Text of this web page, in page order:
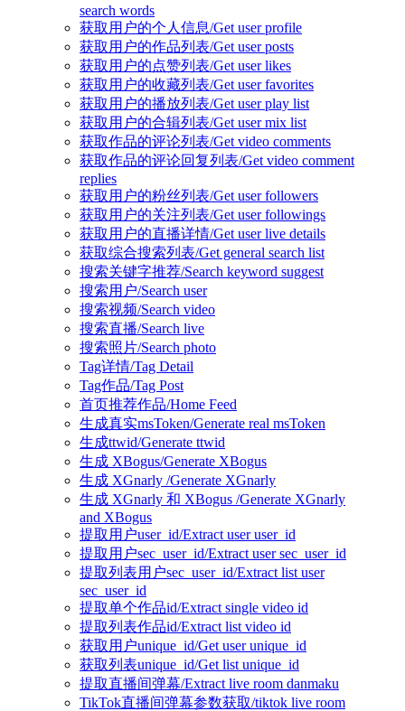
search words
获取用户的个人信息/Get user profile
获取用户的作品列表/Get user posts
获取用户的点赞列表/Get user likes
获取用户的收藏列表/Get user favorites
获取用户的播放列表/Get user play list
获取用户的合辑列表/Get user mix list
获取作品的评论列表/Get video comments
获取作品的评论回复列表/Get video comment
replies
获取用户的粉丝列表/Get user followers
获取用户的关注列表/Get user followings
获取用户的直播详情/Get user live details
获取综合搜索列表/Get general search list
搜索关键字推荐/Search keyword suggest
搜索用户/Search user
搜索视频/Search video
搜索直播/Search live
搜索照片/Search photo
Tag详情/Tag Detail
Tag作品/Tag Post
首页推荐作品/Home Feed
生成真实msToken/Generate real msToken
生成ttwid/Generate ttwid
生成 XBogus/Generate XBogus
生成 XGnarly /Generate XGnarly
生成 XGnarly 和 XBogus /Generate XGnarly
and XBogus
提取用户user_id/Extract user user_id
提取用户sec_user_id/Extract user sec_user_id
提取列表用户sec_user_id/Extract list user
sec_user_id
提取单个作品id/Extract single video id
提取列表作品id/Extract list video id
获取用户unique_id/Get user unique_id
获取列表unique_id/Get list unique_id
提取直播间弹幕/Extract live room danmaku
TikTok直播间弹幕参数获取/tiktok live room